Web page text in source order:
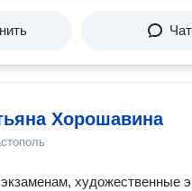
Чат
Хорошавина
экзаменам, художественные